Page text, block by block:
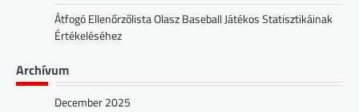
Átfogó Ellenőrzőlista Olasz Baseball Játékos Statisztikáinak
Értékeléséhez
Archívum
December 2025